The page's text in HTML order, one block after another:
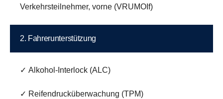
Verkehrsteilnehmer, vorne (VRUMOIf)
2. Fahrerunterstützung
✓ Alkohol-Interlock (ALC)
✓ Reifendrucküberwachung (TPM)